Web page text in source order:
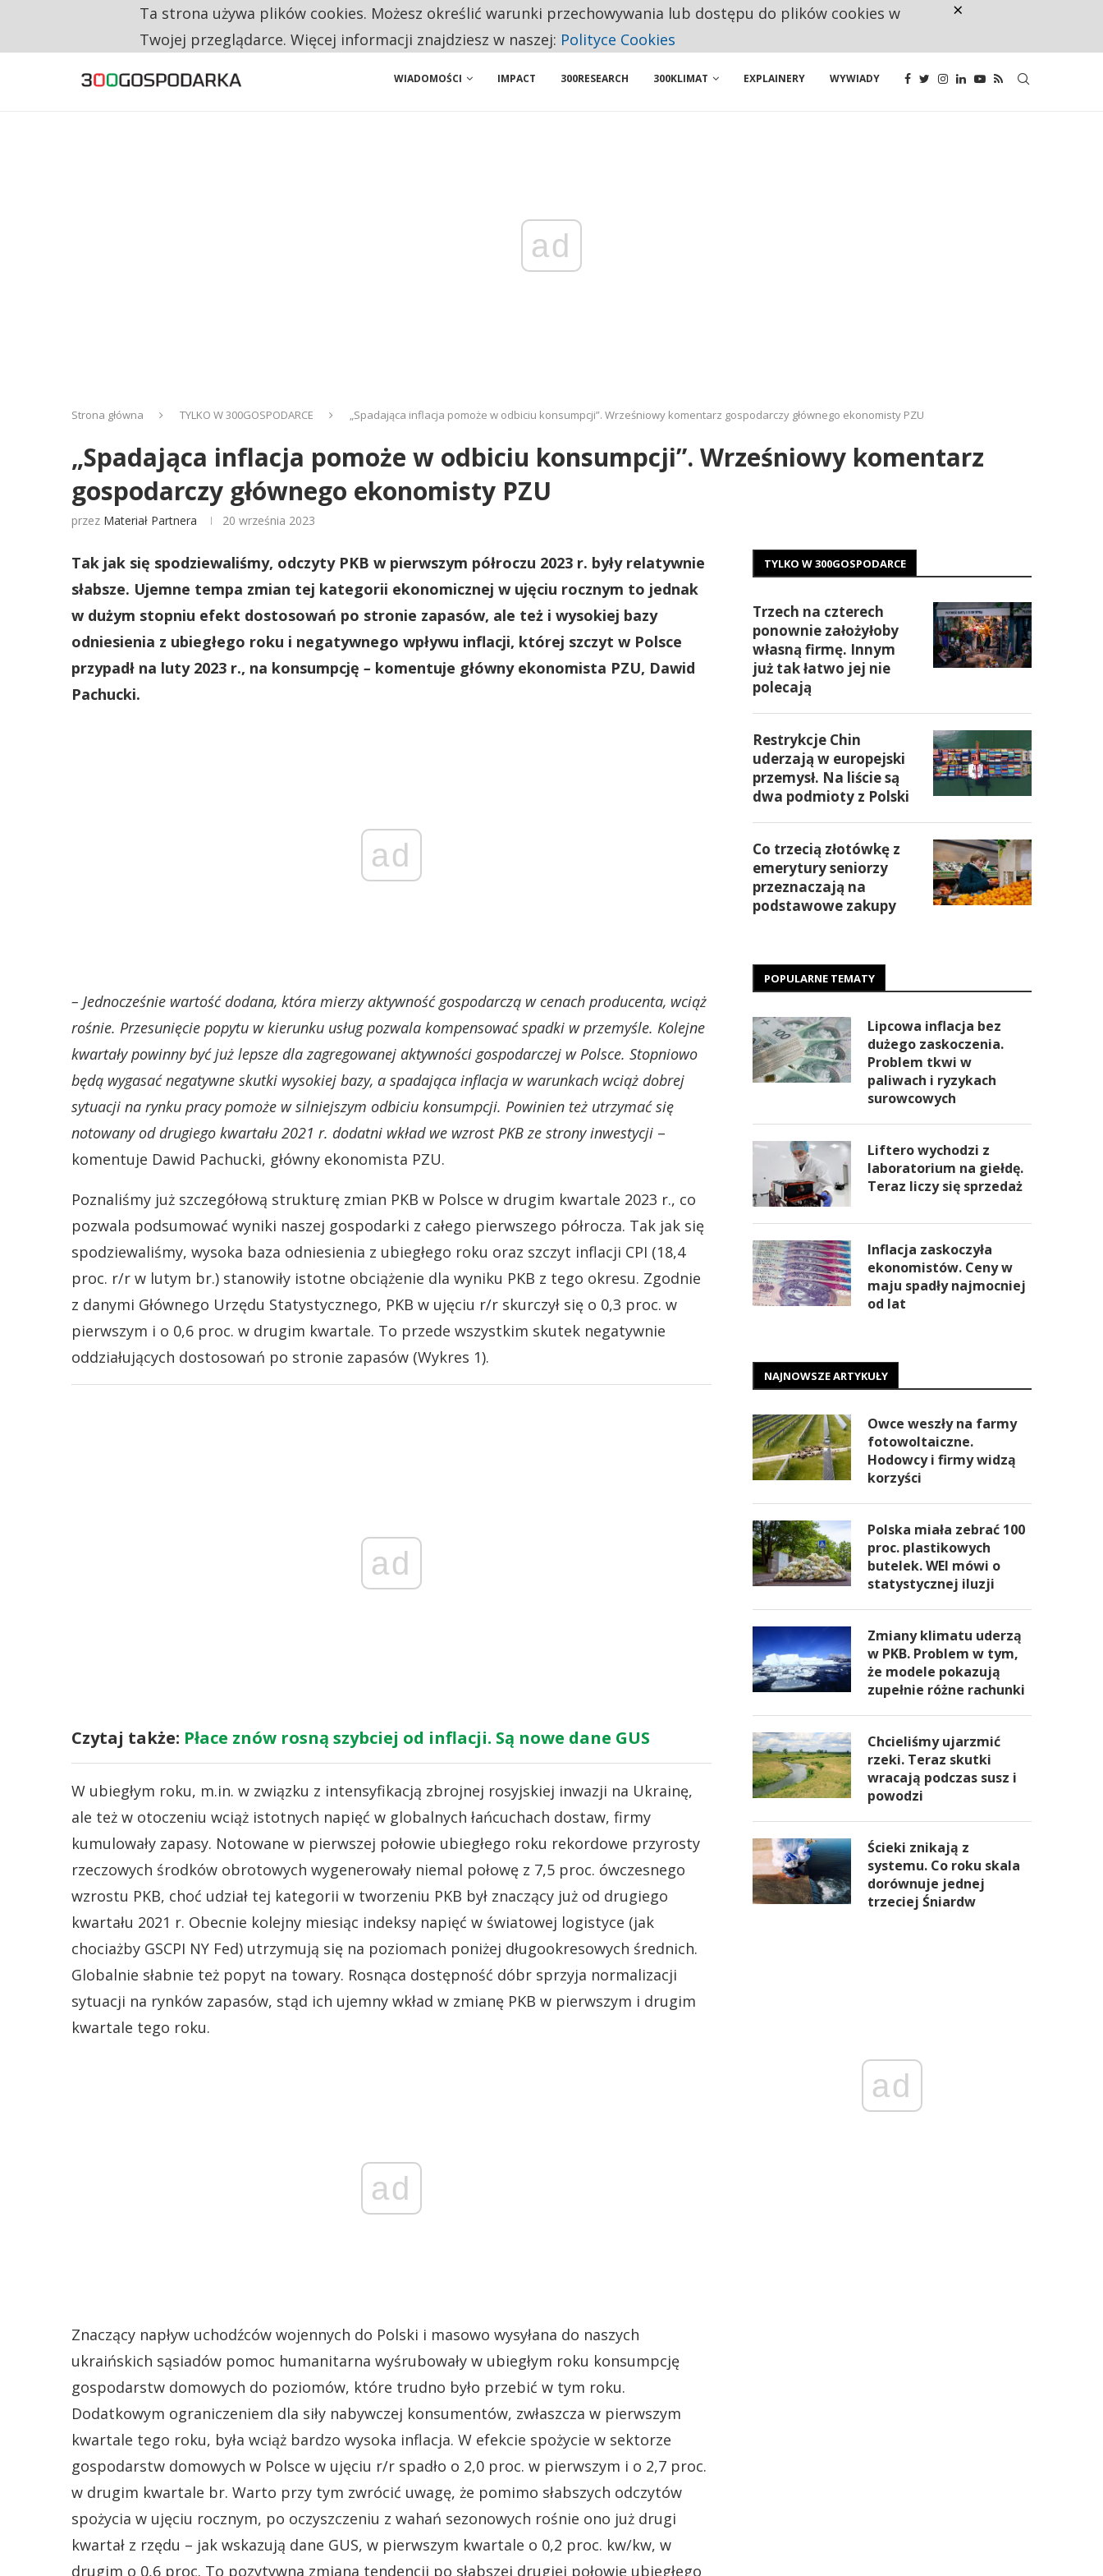
CO TRZECIĄ ZŁOTÓWKĘ Z EMERYTURY SENIORZY PRZEZNACZAJĄ NA PODSTAWOWE ZAKUPY
WIADOMOŚCI IMPACT 300RESEARCH 300KLIMAT EXPLAINERY WYWIADY
ad
Strona główna TYLKO W 300GOSPODARCE „Spadająca inflacja pomoże w odbiciu konsumpcji”. Wrześniowy komentarz gospodarczy głównego ekonomisty PZU
„Spadająca inflacja pomoże w odbiciu konsumpcji”. Wrześniowy komentarz
gospodarczy głównego ekonomisty PZU
przez Materiał Partnera 20 września 2023
Tak jak się spodziewaliśmy, odczyty PKB w pierwszym półroczu 2023 r. były relatywnie
słabsze. Ujemne tempa zmian tej kategorii ekonomicznej w ujęciu rocznym to jednak
w dużym stopniu efekt dostosowań po stronie zapasów, ale też i wysokiej bazy
odniesienia z ubiegłego roku i negatywnego wpływu inflacji, której szczyt w Polsce
przypadł na luty 2023 r., na konsumpcję – komentuje główny ekonomista PZU, Dawid
Pachucki.
ad
– Jednocześnie wartość dodana, która mierzy aktywność gospodarczą w cenach producenta, wciąż
rośnie. Przesunięcie popytu w kierunku usług pozwala kompensować spadki w przemyśle. Kolejne
kwartały powinny być już lepsze dla zagregowanej aktywności gospodarczej w Polsce. Stopniowo
będą wygasać negatywne skutki wysokiej bazy, a spadająca inflacja w warunkach wciąż dobrej
sytuacji na rynku pracy pomoże w silniejszym odbiciu konsumpcji. Powinien też utrzymać się
notowany od drugiego kwartału 2021 r. dodatni wkład we wzrost PKB ze strony inwestycji –
komentuje Dawid Pachucki, główny ekonomista PZU.
Poznaliśmy już szczegółową strukturę zmian PKB w Polsce w drugim kwartale 2023 r., co
pozwala podsumować wyniki naszej gospodarki z całego pierwszego półrocza. Tak jak się
spodziewaliśmy, wysoka baza odniesienia z ubiegłego roku oraz szczyt inflacji CPI (18,4
proc. r/r w lutym br.) stanowiły istotne obciążenie dla wyniku PKB z tego okresu. Zgodnie
z danymi Głównego Urzędu Statystycznego, PKB w ujęciu r/r skurczył się o 0,3 proc. w
pierwszym i o 0,6 proc. w drugim kwartale. To przede wszystkim skutek negatywnie
oddziałujących dostosowań po stronie zapasów (Wykres 1).
ad
Czytaj także: Płace znów rosną szybciej od inflacji. Są nowe dane GUS
W ubiegłym roku, m.in. w związku z intensyfikacją zbrojnej rosyjskiej inwazji na Ukrainę,
ale też w otoczeniu wciąż istotnych napięć w globalnych łańcuchach dostaw, firmy
kumulowały zapasy. Notowane w pierwszej połowie ubiegłego roku rekordowe przyrosty
rzeczowych środków obrotowych wygenerowały niemal połowę z 7,5 proc. ówczesnego
wzrostu PKB, choć udział tej kategorii w tworzeniu PKB był znaczący już od drugiego
kwartału 2021 r. Obecnie kolejny miesiąc indeksy napięć w światowej logistyce (jak
chociażby GSCPI NY Fed) utrzymują się na poziomach poniżej długookresowych średnich.
Globalnie słabnie też popyt na towary. Rosnąca dostępność dóbr sprzyja normalizacji
sytuacji na rynków zapasów, stąd ich ujemny wkład w zmianę PKB w pierwszym i drugim
kwartale tego roku.
ad
Znaczący napływ uchodźców wojennych do Polski i masowo wysyłana do naszych
ukraińskich sąsiadów pomoc humanitarna wyśrubowały w ubiegłym roku konsumpcję
gospodarstw domowych do poziomów, które trudno było przebić w tym roku.
Dodatkowym ograniczeniem dla siły nabywczej konsumentów, zwłaszcza w pierwszym
kwartale tego roku, była wciąż bardzo wysoka inflacja. W efekcie spożycie w sektorze
gospodarstw domowych w Polsce w ujęciu r/r spadło o 2,0 proc. w pierwszym i o 2,7 proc.
w drugim kwartale br. Warto przy tym zwrócić uwagę, że pomimo słabszych odczytów
spożycia w ujęciu rocznym, po oczyszczeniu z wahań sezonowych rośnie ono już drugi
kwartał z rzędu – jak wskazują dane GUS, w pierwszym kwartale o 0,2 proc. kw/kw, w
drugim o 0,6 proc. To pozytywna zmiana tendencji po słabszej drugiej połowie ubiegłego
TYLKO W 300GOSPODARCE
Trzech na czterech
ponownie założyłoby
własną firmę. Innym
już tak łatwo jej nie
polecają
Restrykcje Chin
uderzają w europejski
przemysł. Na liście są
dwa podmioty z Polski
Co trzecią złotówkę z
emerytury seniorzy
przeznaczają na
podstawowe zakupy
POPULARNE TEMATY
Lipcowa inflacja bez
dużego zaskoczenia.
Problem tkwi w
paliwach i ryzykach
surowcowych
Liftero wychodzi z
laboratorium na giełdę.
Teraz liczy się sprzedaż
Inflacja zaskoczyła
ekonomistów. Ceny w
maju spadły najmocniej
od lat
NAJNOWSZE ARTYKUŁY
Owce weszły na farmy
fotowoltaiczne.
Hodowcy i firmy widzą
korzyści
Polska miała zebrać 100
proc. plastikowych
butelek. WEI mówi o
statystycznej iluzji
Zmiany klimatu uderzą
w PKB. Problem w tym,
że modele pokazują
zupełnie różne rachunki
Chcieliśmy ujarzmić
rzeki. Teraz skutki
wracają podczas susz i
powodzi
Ścieki znikają z
systemu. Co roku skala
dorównuje jednej
trzeciej Śniardw
ad
Ta strona używa plików cookies. Możesz określić warunki przechowywania lub dostępu do plików cookies w
Twojej przeglądarce. Więcej informacji znajdziesz w naszej: Polityce Cookies
×